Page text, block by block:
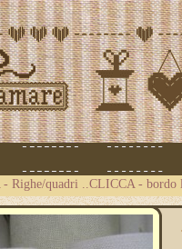
- Righe/quadri ..CLICCA- bordo